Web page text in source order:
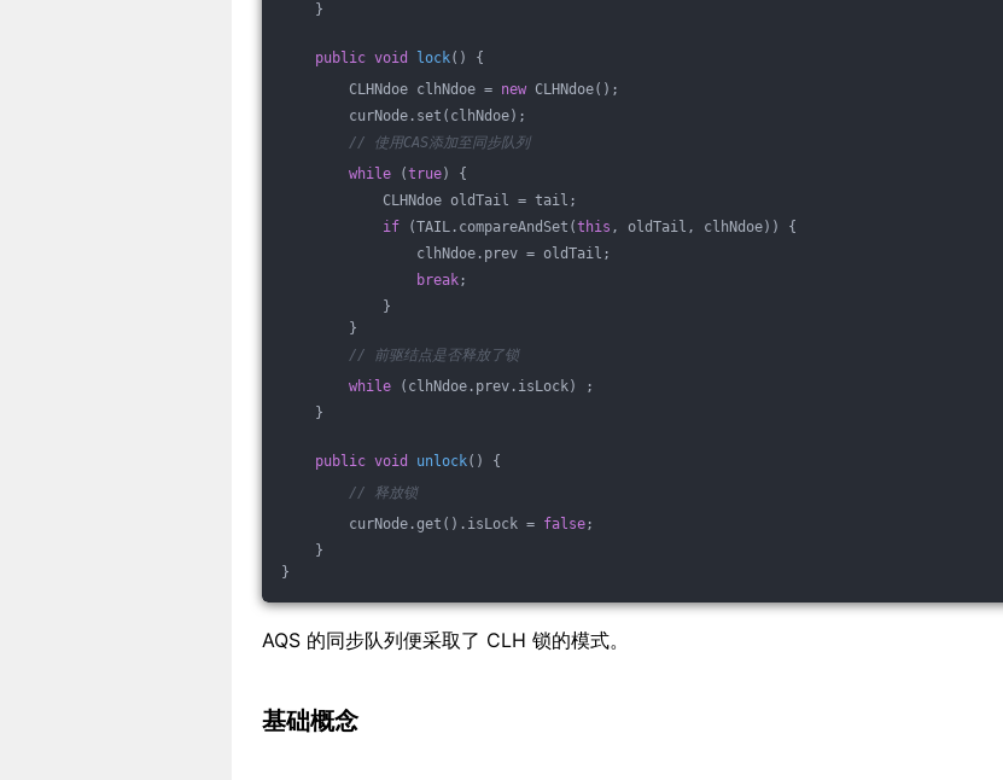
}
public void lock()
{
CLHNdoe clhNdoe = new CLHNdoe();
curNode.set(clhNdoe);
// 使用CAS添加至同步队列
while (true) {
CLHNdoe oldTail = tail;
if (TAIL.compareAndSet(this , oldTail, clhNdoe)) {
clhNdoe.prev = oldTail;
break;
}
}
// 前驱结点是否释放了锁
while (clhNdoe.prev.isLock) ;
}
public void unlock()
{
// 释放锁
curNode.get().isLock = false;
}
}
AQS 的同步队列便采取了 CLH 锁的模式。
基础概念